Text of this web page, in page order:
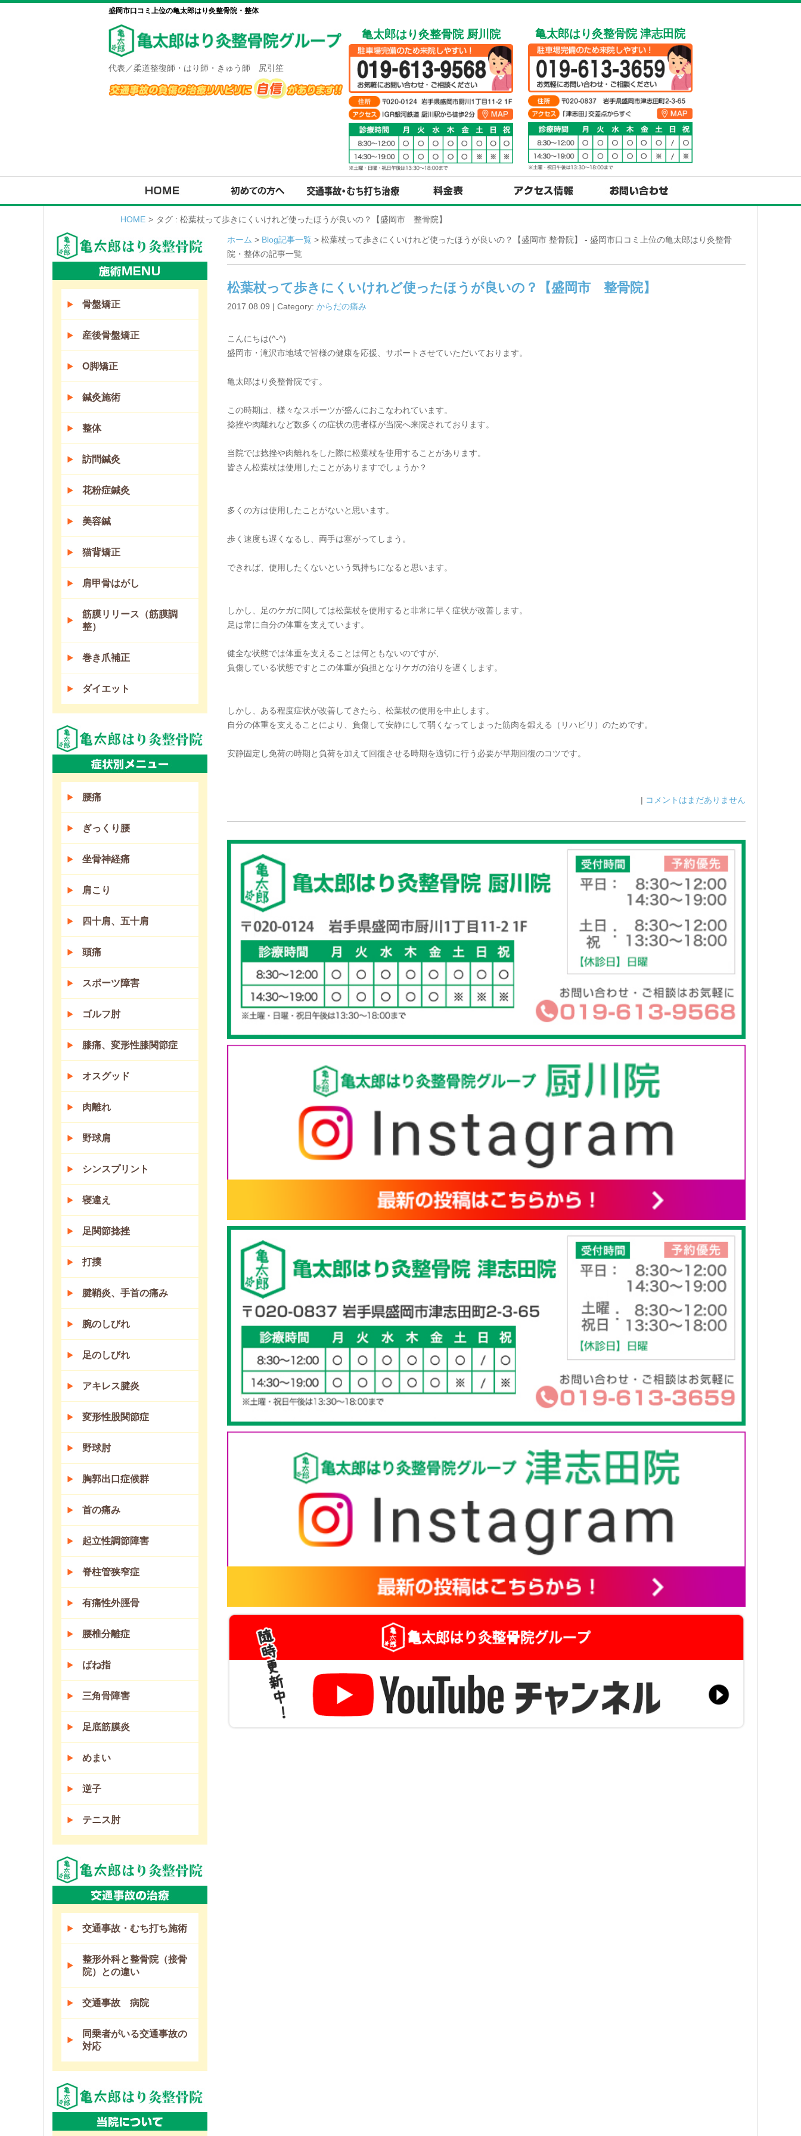
盛岡市口コミ上位の亀太郎はり灸整骨院・整体
代表／柔道整復師・はり師・きゅう師 尻引笙
亀太郎はり灸整骨院 厨川院 亀太郎はり灸整骨院 津志田院
HOME > タグ : 松葉杖って歩きにくいけれど使ったほうが良いの？【盛岡市 整骨院】
ホーム > Blog記事一覧 > 松葉杖って歩きにくいけれど使ったほうが良いの？【盛岡市 整骨院】 - 盛岡市口コミ上位の亀太郎はり灸整骨
院・整体の記事一覧
松葉杖って歩きにくいけれど使ったほうが良いの？【盛岡市 整骨院】
2017.08.09 | Category: からだの痛み
こんにちは(^-^)
盛岡市・滝沢市地域で皆様の健康を応援、サポートさせていただいております。
亀太郎はり灸整骨院です。
この時期は、様々なスポーツが盛んにおこなわれています。
捻挫や肉離れなど数多くの症状の患者様が当院へ来院されております。
当院では捻挫や肉離れをした際に松葉杖を使用することがあります。
皆さん松葉杖は使用したことがありますでしょうか？
多くの方は使用したことがないと思います。
歩く速度も遅くなるし、両手は塞がってしまう。
できれば、使用したくないという気持ちになると思います。
しかし、足のケガに関しては松葉杖を使用すると非常に早く症状が改善します。
足は常に自分の体重を支えています。
健全な状態では体重を支えることは何ともないのですが、
負傷している状態ですとこの体重が負担となりケガの治りを遅くします。
しかし、ある程度症状が改善してきたら、松葉杖の使用を中止します。
自分の体重を支えることにより、負傷して安静にして弱くなってしまった筋肉を鍛える（リハビリ）のためです。
安静固定し免荷の時期と負荷を加えて回復させる時期を適切に行う必要が早期回復のコツです。
| コメントはまだありません
骨盤矯正
産後骨盤矯正
O脚矯正
鍼灸施術
整体
訪問鍼灸
花粉症鍼灸
美容鍼
猫背矯正
肩甲骨はがし
筋膜リリース（筋膜調
整）
巻き爪補正
ダイエット
腰痛
ぎっくり腰
坐骨神経痛
肩こり
四十肩、五十肩
頭痛
スポーツ障害
ゴルフ肘
膝痛、変形性膝関節症
オスグッド
肉離れ
野球肩
シンスプリント
寝違え
足関節捻挫
打撲
腱鞘炎、手首の痛み
腕のしびれ
足のしびれ
アキレス腱炎
変形性股関節症
野球肘
胸郭出口症候群
首の痛み
起立性調節障害
脊柱管狭窄症
有痛性外脛骨
腰椎分離症
ばね指
三角骨障害
足底筋膜炎
めまい
逆子
テニス肘
交通事故・むち打ち施術
整形外科と整骨院（接骨
院）との違い
交通事故 病院
同乗者がいる交通事故の
対応